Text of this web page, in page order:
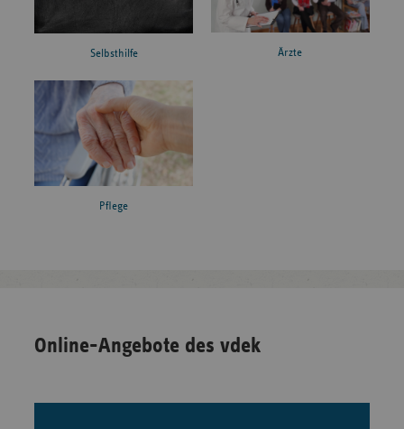
Selbsthilfe Ärzte
Pflege
Online-Angebote des vdek